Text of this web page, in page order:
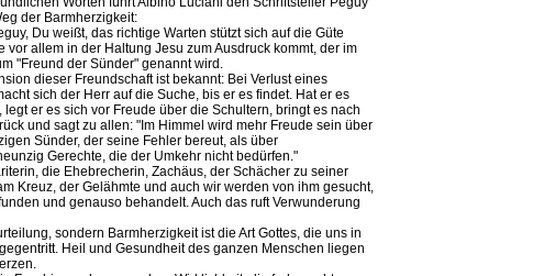
der Barmherzigkeit:
Du weißt, das richtige Warten stützt sich auf die Güte
vor allem in der Haltung Jesu zum Ausdruck kommt, der im
"Freund der Sünder" genannt wird.
dieser Freundschaft ist bekannt: Bei Verlust eines
sich der Herr auf die Suche, bis er es findet. Hat er es
legt er es sich vor Freude über die Schultern, bringt es nach
und sagt zu allen: "Im Himmel wird mehr Freude sein über
Sünder, der seine Fehler bereut, als über
Gerechte, die der Umkehr nicht bedürfen."
die Ehebrecherin, Zachäus, der Schächer zu seiner
Kreuz, der Gelähmte und auch wir werden von ihm gesucht,
und genauso behandelt. Auch das ruft Verwunderung
sondern Barmherzigkeit ist die Art Gottes, die uns in
Heil und Gesundheit des ganzen Menschen liegen